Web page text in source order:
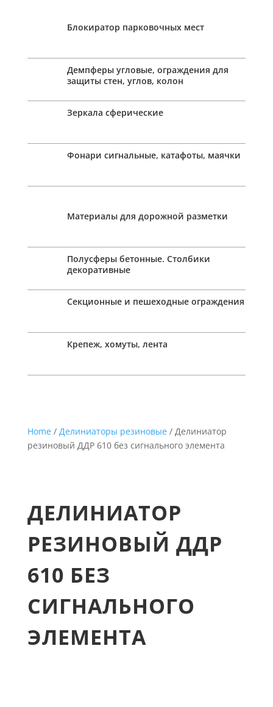
Блокиратор парковочных мест
Демпферы угловые, ограждения для
защиты стен, углов, колон
Зеркала сферические
Фонари сигнальные, катафоты, маячки
Материалы для дорожной разметки
Полусферы бетонные. Столбики
декоративные
Секционные и пешеходные ограждения
Крепеж, хомуты, лента
Home/ Делиниаторы резиновые/ Делиниатор
резиновый ДДР 610 без сигнального элемента
ДЕЛИНИАТОР
РЕЗИНОВЫЙ ДДР
610 БЕЗ
СИГНАЛЬНОГО
ЭЛЕМЕНТА